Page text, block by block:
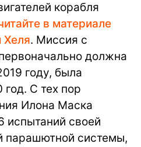
корабля
в материале
Хеля. Миссия с
должна
году, была
С тех пор
Илона Маска
испытаний своей
парашютной системы,